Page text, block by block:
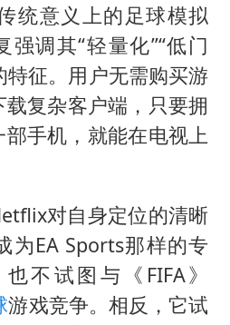
统意义上的足球模拟
调其“轻量化”“低门
特征。用户无需购买游
复杂客户端，只要拥
手机，就能在电视上
对自身定位的清晰
为EA Sports那样的专
不试图与《FIFA》
游戏竞争。相反，它试